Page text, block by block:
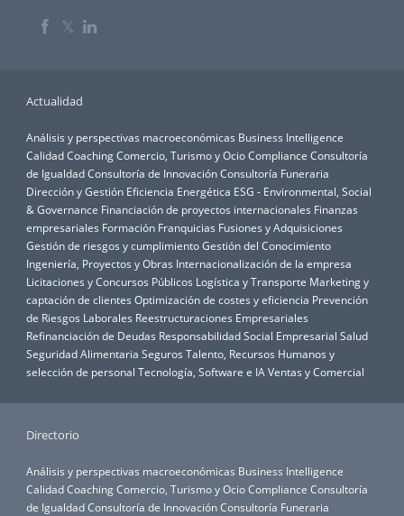
𝕏
Actualidad
Análisis y perspectivas macroeconómicas Business Intelligence
CalidadCoachingComercio, Turismo y OcioCompliance Consultoría
de IgualdadConsultoría de InnovaciónConsultoría Funeraria
Dirección y Gestión Eficiencia Energética ESG - Environmental, Social
& Governance Financiación de proyectos internacionales Finanzas
empresariales Formación Franquicias Fusiones y Adquisiciones
Gestión de riesgos y cumplimientoGestión del Conocimiento
Ingeniería, Proyectos y Obras Internacionalización de la empresa
Licitaciones y Concursos Públicos Logística y Transporte Marketing y
captación de clientes Optimización de costes y eficiencia Prevención
de Riesgos Laborales Reestructuraciones Empresariales
Refinanciación de Deudas Responsabilidad Social Empresarial Salud
Seguridad Alimentaria Seguros Talento, Recursos Humanos y
selección de personal Tecnología, Software e IAVentas y Comercial
Directorio
Análisis y perspectivas macroeconómicas Business Intelligence
CalidadCoachingComercio, Turismo y OcioCompliance Consultoría
de IgualdadConsultoría de InnovaciónConsultoría Funeraria